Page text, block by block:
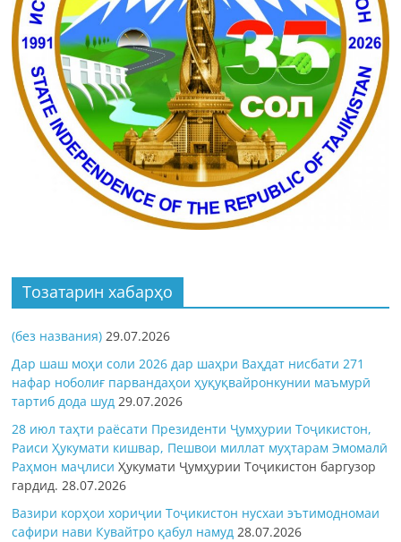
Тозатарин хабарҳо
(без названия) 29.07.2026
Дар шаш моҳи соли 2026 дар шаҳри Ваҳдат нисбати 271
нафар ноболиғ парвандаҳои ҳуқуқвайронкунии маъмурӣ
тартиб дода шуд 29.07.2026
28 июл таҳти раёсати Президенти Ҷумҳурии Тоҷикистон,
Раиси Ҳукумати кишвар, Пешвои миллат муҳтарам Эмомалӣ
Раҳмон маҷлисиҲукумати Ҷумҳурии Тоҷикистон баргузор
гардид.28.07.2026
Вазири корҳои хориҷии Тоҷикистон нусхаи эътимодномаи
сафири нави Кувайтро қабул намуд 28.07.2026